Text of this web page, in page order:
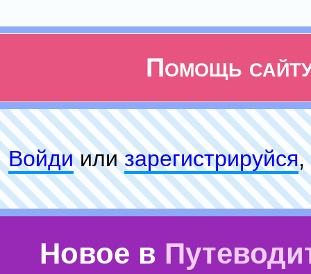
Помощь
Войдиилизарeгиcтpируйся,
Новое в